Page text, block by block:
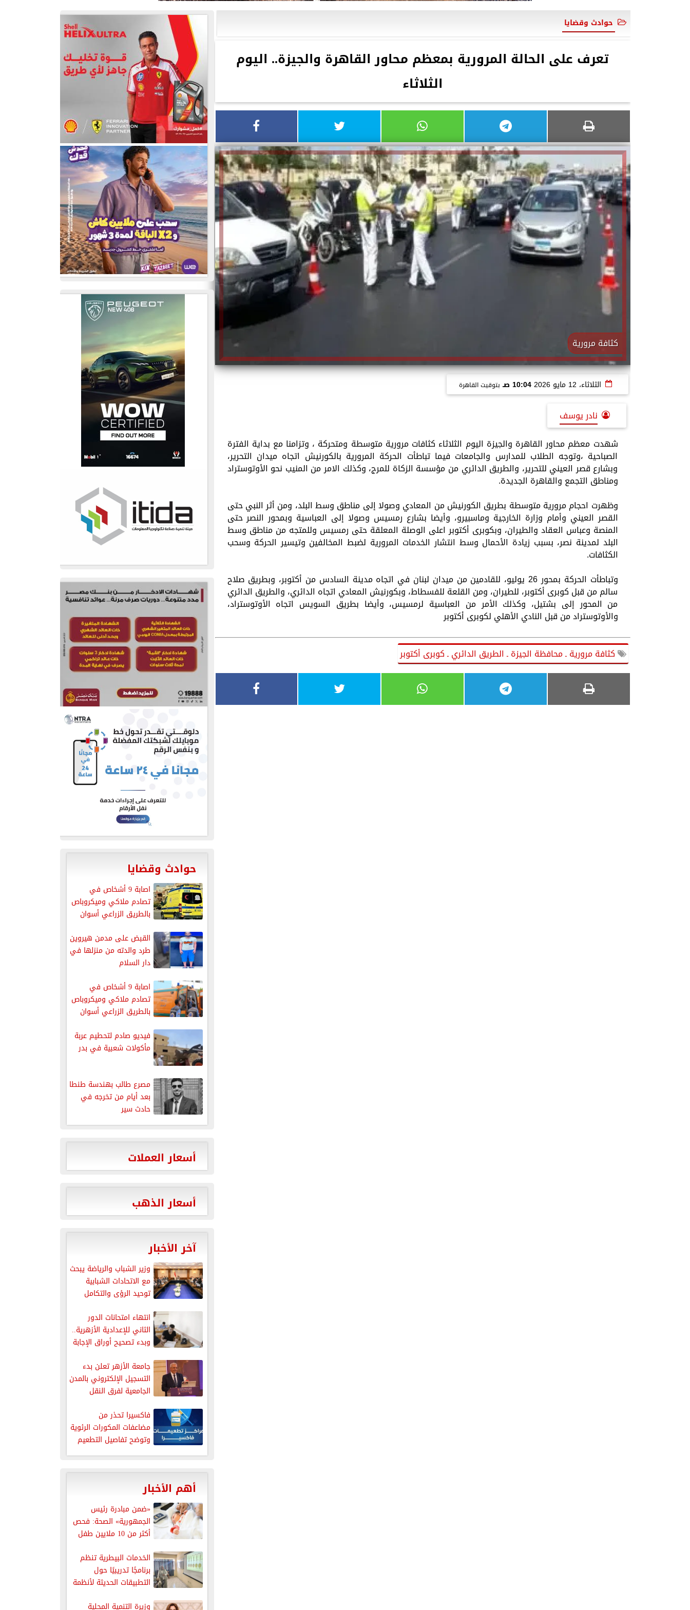
حوادث وقضايا
تعرف على الحالة المرورية بمعظم محاور القاهرة والجيزة.. اليوم
الثلاثاء
كثافة مرورية
الثلاثاء، 12 مايو 2026 10:04 صـ بتوقيت القاهرة
نادر يوسف
شهدت معظم محاور القاهرة والجيزة اليوم الثلاثاء كثافات مرورية متوسطة ومتحركة ، وتزامنا مع بداية الفترة
الصباحية ،وتوجه الطلاب للمدارس والجامعات فيما تباطأت الحركة المرورية بالكورنيش اتجاه ميدان التحرير،
وبشارع قصر العيني للتحرير، والطريق الدائري من مؤسسة الزكاة للمرج، وكذلك الامر من المنيب نحو الأوتوستراد
ومناطق التجمع والقاهرة الجديدة.
وظهرت احجام مرورية متوسطة بطريق الكورنيش من المعادي وصولا إلى مناطق وسط البلد، ومن أثر النبي حتى
القصر العيني وأمام وزارة الخارجية وماسبيرو، وأيضا بشارع رمسيس وصولا إلى العباسية وبمحور النصر حتى
المنصة وعباس العقاد والطيران، وبكوبرى أكتوبر اعلى الوصلة المعلقة حتى رمسيس وللمتجه من مناطق وسط
البلد لمدينة نصر، بسبب زيادة الأحمال وسط انتشار الخدمات المرورية لضبط المخالفين وتيسير الحركة وسحب
الكثافات.
وتباطأت الحركة بمحور 26 يوليو، للقادمين من ميدان لبنان في اتجاه مدينة السادس من أكتوبر، وبطريق صلاح
سالم من قبل كوبرى أكتوبر، للطيران، ومن القلعة للفسطاط، وبكورنيش المعادي اتجاه الدائري، والطريق الدائري
من المحور إلى بشتيل، وكذلك الأمر من العباسية لرمسيس، وأيضا بطريق السويس اتجاه الأوتوستراد،
والأوتوستراد من قبل النادي الأهلي لكوبرى أكتوبر
كثافة مرورية ـ محافظة الجيزة ـ الطريق الدائري ـ كوبرى أكتوبر
حوادث وقضايا
اصابة 9 أشخاص في
تصادم ملاكي وميكروباص
بالطريق الزراعي أسوان
القبض على مدمن هيروين
طرد والدته من منزلها في
دار السلام
اصابة 9 أشخاص في
تصادم ملاكي وميكروباص
بالطريق الزراعي أسوان
فيديو صادم لتحطيم عربة
مأكولات شعبية في بدر
مصرع طالب بهندسة طنطا
بعد أيام من تخرجه في
حادث سير
أسعار العملات
أسعار الذهب
آخر الأخبار
وزير الشباب والرياضة يبحث
مع الاتحادات الشبابية
توحيد الرؤى والتكامل
انتهاء امتحانات الدور
الثاني للإعدادية الأزهرية..
وبدء تصحيح أوراق الإجابة
جامعة الأزهر تعلن بدء
التسجيل الإلكتروني بالمدن
الجامعية لفرق النقل
فاكسيرا تحذر من
مضاعفات المكورات الرئوية
وتوضح تفاصيل التطعيم
الوقائي
أهم الأخبار
«ضمن مبادرة رئيس
الجمهورية» الصحة: فحص
أكثر من 10 ملايين طفل
الخدمات البيطرية تنظم
برنامجًا تدريبيًا حول
التطبيقات الحديثة لأنظمة
وزيرة التنمية المحلية